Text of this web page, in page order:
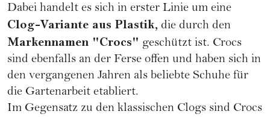
Dabei handelt es sich in erster Linie um eine
Clog-Variante aus Plastik, die durch den
Markennamen "Crocs" geschützt ist. Crocs
sind ebenfalls an der Ferse offen und haben sich in
den vergangenen Jahren als beliebte Schuhe für
die Gartenarbeit etabliert.
Im Gegensatz zu den klassischen Clogs sind Crocs